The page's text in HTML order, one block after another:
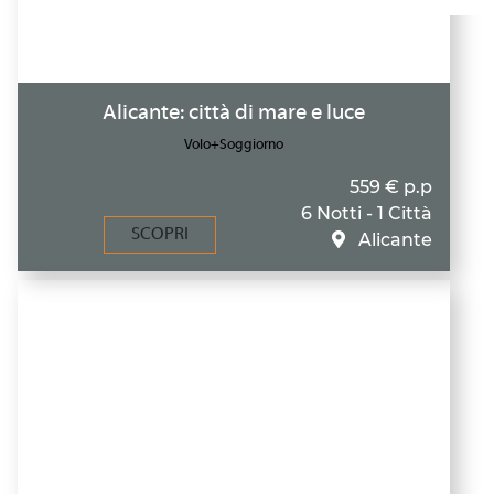
Alicante: città di mare e luce
Volo+Soggiorno
SCOPRI
559 € p.p
6 Notti - 1 Città
Alicante